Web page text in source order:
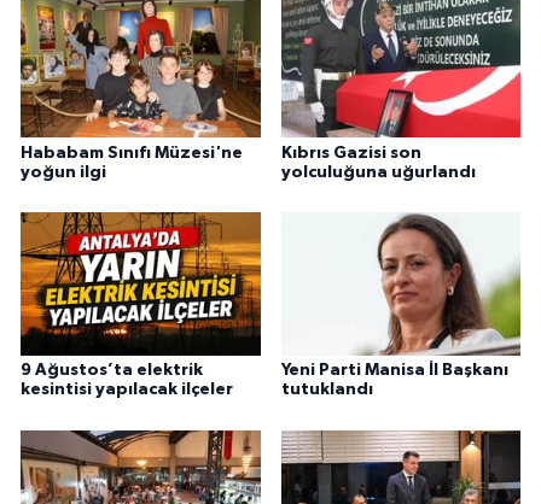
Hababam Sınıfı Müzesi'ne
yoğun ilgi
Kıbrıs Gazisi son
yolculuğuna uğurlandı
9 Ağustos’ta elektrik
kesintisi yapılacak ilçeler
Yeni Parti Manisa İl Başkanı
tutuklandı